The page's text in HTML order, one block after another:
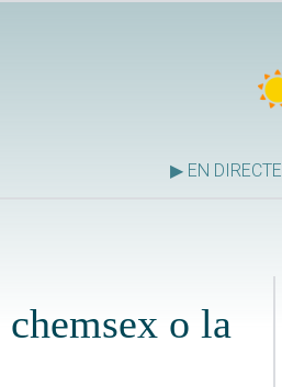
▶ EN DIRECTE
o la